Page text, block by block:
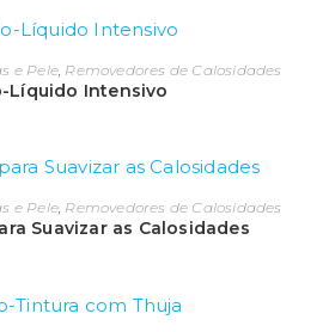
e Pele Removedores de Calosidades
Líquido Intensivo
e Pele, Removedores de Calosidades
Suavizar as Calosidades